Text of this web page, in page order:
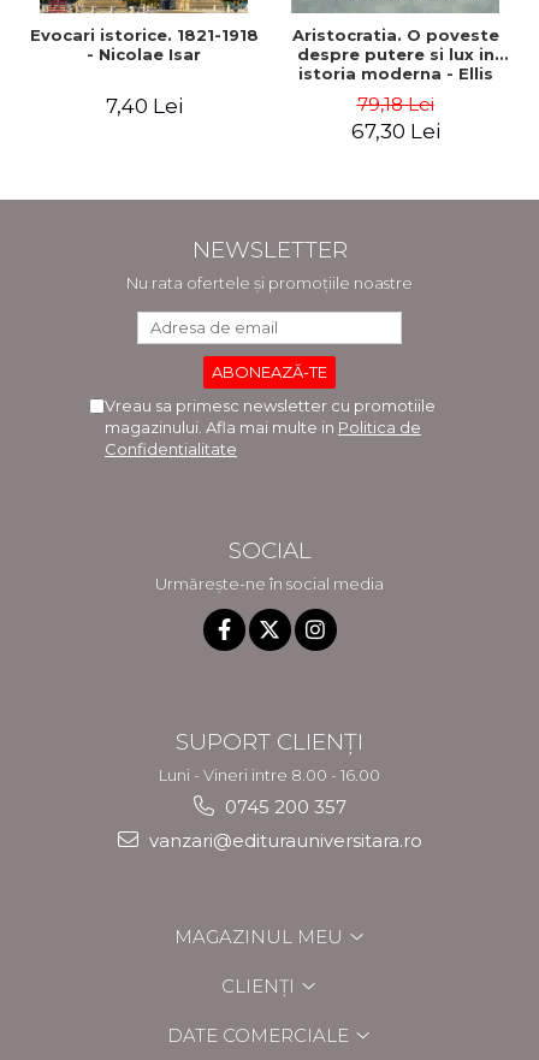
Evocari istorice. 1821-1918
- Nicolae Isar
7,40 Lei
Aristocratia. O poveste
despre putere si lux in
istoria moderna - Ellis
Wasson
79,18 Lei
67,30 Lei
NEWSLETTER
Nu rata ofertele și promoțiile noastre
Vreau sa primesc newsletter cu promotiile
magazinului. Afla mai multe in Politica de
Confidentialitate
SOCIAL
Urmărește-ne în social media
SUPORT CLIENȚI
Luni - Vineri intre 8.00 - 16.00
0745 200 357
vanzari@editurauniversitara.ro
MAGAZINUL MEU
CLIENȚI
DATE COMERCIALE